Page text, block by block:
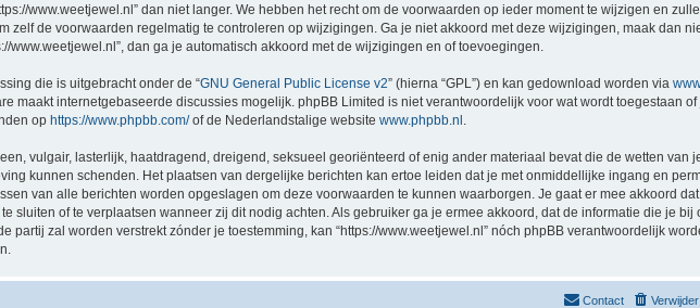
www.weetjewel.nl” dan niet langer. We hebben het recht om de voorwaarden op ieder moment te wijzigen en
zelf de voorwaarden regelmatig te controleren op wijzigingen. Ga je niet akkoord met deze wijzigingen, maak dan
www.weetjewel.nl”, dan ga je automatisch akkoord met de wijzigingen en of toevoegingen.
die is uitgebracht onder de “GNU General Public License v2” (hierna “GPL”) en kan gedownload worden via
maakt internetgebaseerde discussies mogelijk. phpBB Limited is niet verantwoordelijk voor wat wordt toegestaan
op https://www.phpbb.com/of de Nederlandstalige website www.phpbb.nl
vulgair, lasterlijk, haatdragend, dreigend, seksueel georiënteerd of enig ander materiaal bevat die de wetten van
kunnen schenden. Het plaatsen van dergelijke berichten kan ertoe leiden dat je met onmiddellijke ingang en
van alle berichten worden opgeslagen om deze voorwaarden te kunnen waarborgen. Je gaat er mee akkoord dat
sluiten of te verplaatsen wanneer zij dit nodig achten. Als gebruiker ga je ermee akkoord, dat de informatie die je bij
partij zal worden verstrekt zónder je toestemming, kan “https://www.weetjewel.nl” nóch phpBB verantwoordelijk
Contact